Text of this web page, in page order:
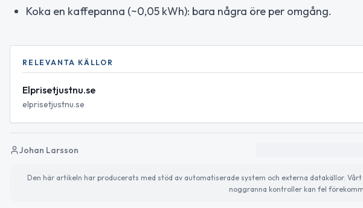
Koka en kaffepanna (~0,05 kWh): bara några öre per omgång.
RELEVANTA KÄLLOR
Elprisetjustnu.se
elprisetjustnu.se
Johan Larsson
Den här artikeln har producerats med stöd av automatiserade system och externa datakällor.
noggranna kontroller kan fel